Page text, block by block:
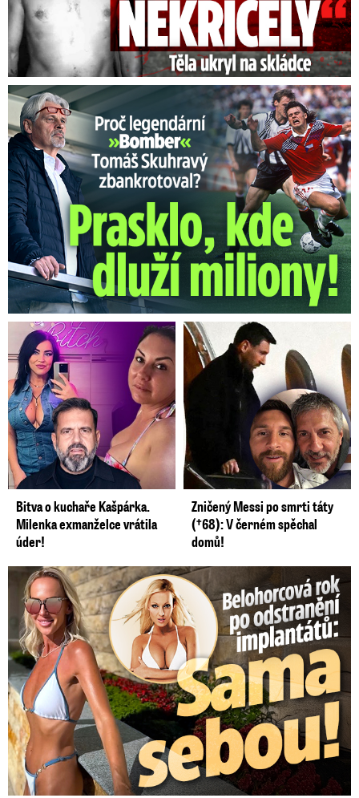
Proč Skuhravý zbankrotoval? Prasklo, kde dluží miliony!
Bitva o kuchaře Kašpárka.
Milenka exmanželce vrátila
úder!
Zničený Messi po smrti táty
(†68): V černém spěchal
domů!
Belohorcová rok po odstranění implantátů: Konečně sama sebou